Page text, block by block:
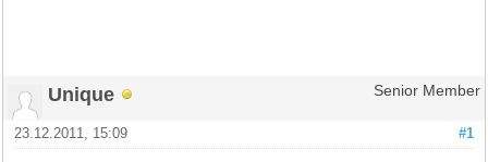
Unique Senior Member
#1
23.12.2011, 15:09